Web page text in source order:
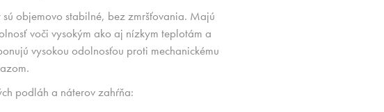
objemovo stabilné, bez zmršťovania. Majú
voči vysokým ako aj nízkym teplotám a
vysokou odolnosťou proti mechanickému
podláh a náterov zahŕňa: